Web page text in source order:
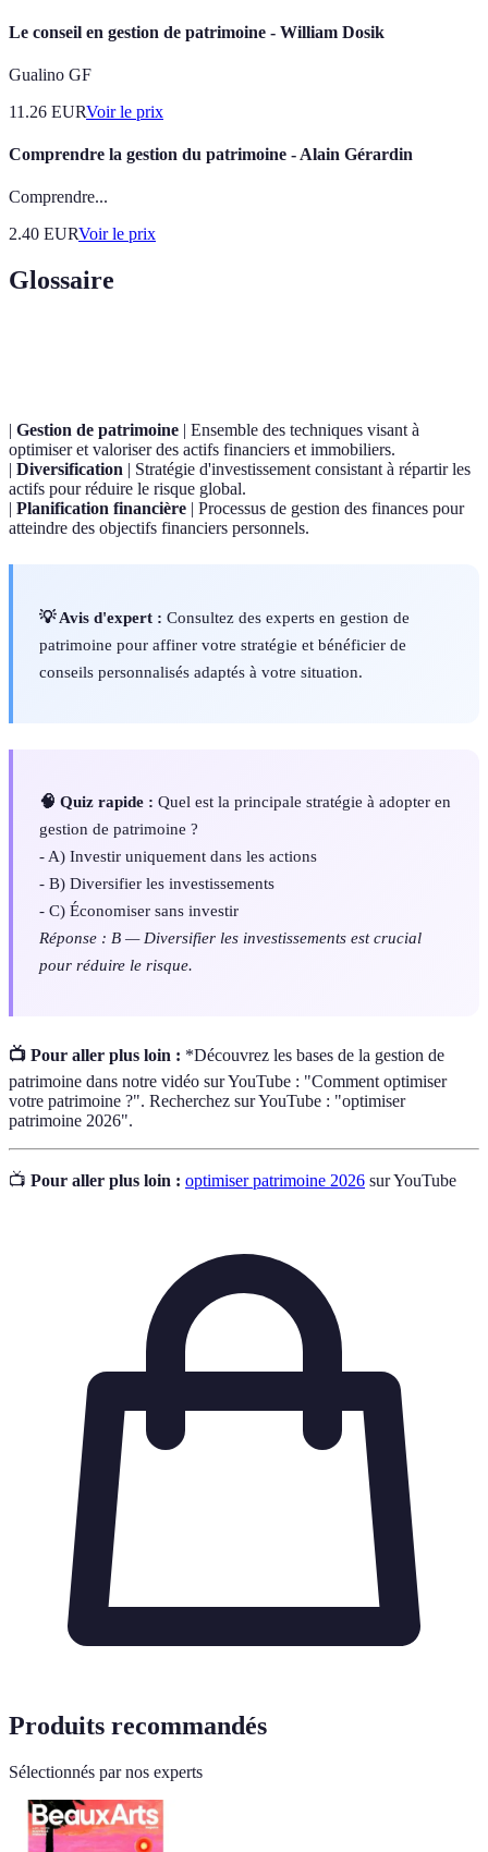
Le conseil en gestion de patrimoine - William Dosik
Gualino GF
11.26 EURVoir le prix
Comprendre la gestion du patrimoine - Alain Gérardin
Comprendre...
2.40 EURVoir le prix
Glossaire
| Gestion de patrimoine | Ensemble des techniques visant à
optimiser et valoriser des actifs financiers et immobiliers.
| Diversification | Stratégie d'investissement consistant à répartir les
actifs pour réduire le risque global.
| Planification financière | Processus de gestion des finances pour
atteindre des objectifs financiers personnels.
💡 Avis d'expert : Consultez des experts en gestion de
patrimoine pour affiner votre stratégie et bénéficier de
conseils personnalisés adaptés à votre situation.
🧠 Quiz rapide : Quel est la principale stratégie à adopter en
gestion de patrimoine ?
- A) Investir uniquement dans les actions
- B) Diversifier les investissements
- C) Économiser sans investir
Réponse : B — Diversifier les investissements est crucial
pour réduire le risque.
📺 Pour aller plus loin : *Découvrez les bases de la gestion de
patrimoine dans notre vidéo sur YouTube : "Comment optimiser
votre patrimoine ?". Recherchez sur YouTube : "optimiser
patrimoine 2026".
📺 Pour aller plus loin : optimiser patrimoine 2026 sur YouTube
Produits recommandés
Sélectionnés par nos experts